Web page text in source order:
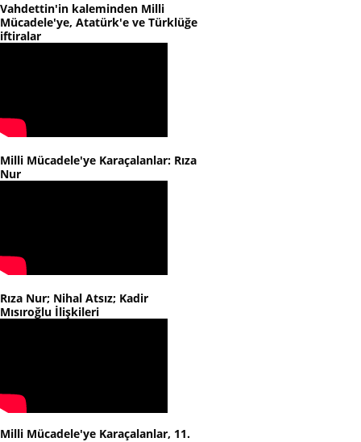
Vahdettin'in kaleminden Milli
Mücadele'ye, Atatürk'e ve Türklüğe
iftiralar
Milli Mücadele'ye Karaçalanlar: Rıza
Nur
Rıza Nur; Nihal Atsız; Kadir
Mısıroğlu İlişkileri
Milli Mücadele'ye Karaçalanlar, 11.